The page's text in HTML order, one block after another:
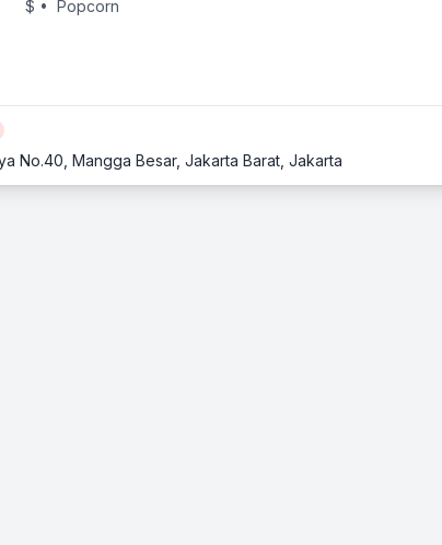
$ • Popcorn
No.40, Mangga Besar, Jakarta Barat, Jakarta